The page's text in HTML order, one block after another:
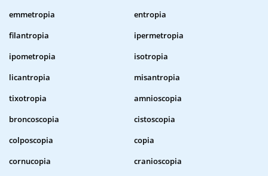
emmetropia
entropia
filantropia
ipermetropia
ipometropia
isotropia
licantropia
misantropia
tixotropia
amnioscopia
broncoscopia
cistoscopia
colposcopia
copia
cornucopia
cranioscopia